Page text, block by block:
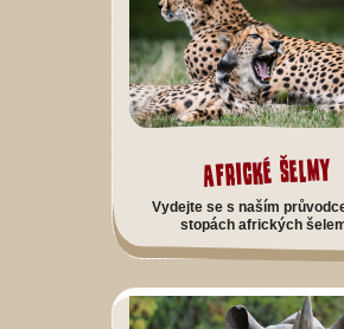
Africké šelmy
Vydejte se s naším
stopách afrických